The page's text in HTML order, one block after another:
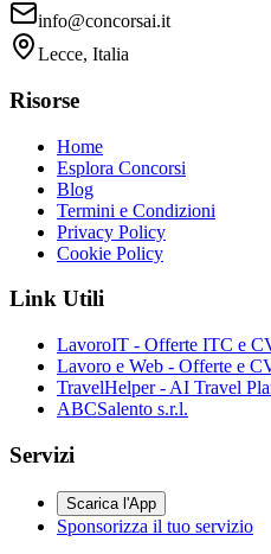
info@concorsai.it
Lecce, Italia
Risorse
Home
Esplora Concorsi
Blog
Termini e Condizioni
Privacy Policy
Cookie Policy
Link Utili
LavoroIT - Offerte ITC e
Lavoro e Web - Offerte e
TravelHelper - AI Travel
ABCSalento s.r.l.
Servizi
Scarica l'App
Sponsorizza il tuo servizio